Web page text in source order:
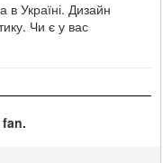
Україні. Дизайн
Чи є у вас